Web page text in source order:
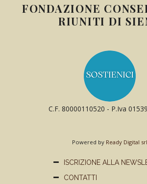
FONDAZIONE
RIUNITI DI
C.F. 80000110520 - P.Iva
Powered by Ready Digital srl
ISCRIZIONE ALLA
CONTATTI